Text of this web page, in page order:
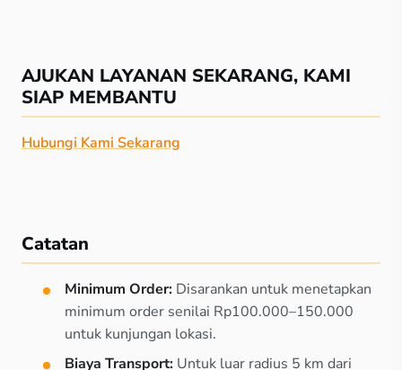
AJUKAN LAYANAN SEKARANG, KAMI
SIAP MEMBANTU
Hubungi Kami Sekarang
Catatan
Minimum Order: Disarankan untuk menetapkan
minimum order senilai Rp100.000–150.000
untuk kunjungan lokasi.
Biaya Transport: Untuk luar radius 5 km dari